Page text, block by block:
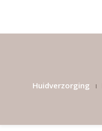
Huidverzorging